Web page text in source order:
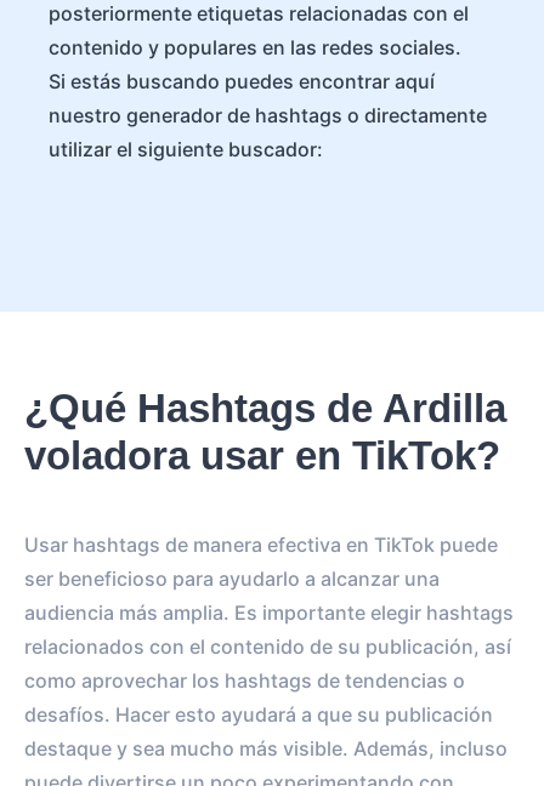
posteriormente etiquetas relacionadas con el
contenido y populares en las redes sociales.
Si estás buscando puedes encontrar aquí
nuestro generador de hashtags o directamente
utilizar el siguiente buscador:
¿Qué Hashtags de Ardilla
voladora usar en TikTok?
Usar hashtags de manera efectiva en TikTok puede
ser beneficioso para ayudarlo a alcanzar una
audiencia más amplia. Es importante elegir hashtags
relacionados con el contenido de su publicación, así
como aprovechar los hashtags de tendencias o
desafíos. Hacer esto ayudará a que su publicación
destaque y sea mucho más visible. Además, incluso